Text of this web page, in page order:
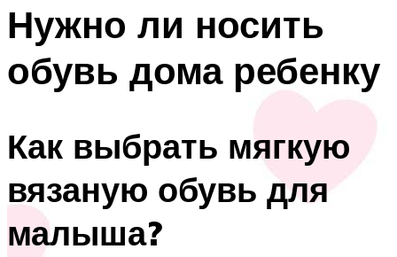
Нужно ли носить
обувь дома ребенку
Как выбрать мягкую
вязаную обувь для
малыша?